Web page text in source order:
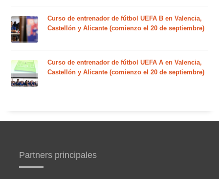
Curso de entrenador de fútbol UEFA B en Valencia,
Castellón y Alicante (comienzo el 20 de septiembre)
Curso de entrenador de fútbol UEFA A en Valencia,
Castellón y Alicante (comienzo el 20 de septiembre)
Partners principales